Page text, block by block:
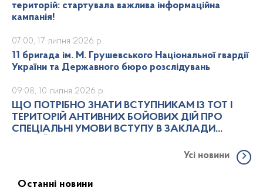
територій: стартувала важлива інформаційна
кампанія!
11 бригада ім. М. Грушевського Національної гвардії
України та Державного бюро розслідувань
07:00, 17 липня 2026 р.
ЩО ПОТРІБНО ЗНАТИ ВСТУПНИКАМ ІЗ ТОТ І
ТЕРИТОРІЙ АНТИВНИХ БОЙОВИХ ДІЙ ПРО
СПЕЦІАЛЬНІ УМОВИ ВСТУПУ В ЗАКЛАДИ
09:08, 10 липня 2026 р.
Усі новини
Останні новини